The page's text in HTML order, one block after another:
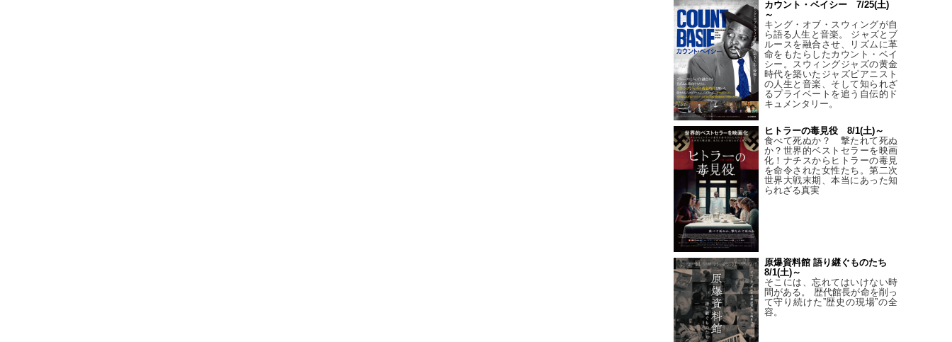
カウント・ベイシー 7/25(土)
～
キング・オブ・スウィングが自
ら語る人生と音楽。 ジャズとブ
ルースを融合させ、リズムに革
命をもたらしたカウント・ベイ
シー。スウィングジャズの黄金
時代を築いたジャズピアニスト
の人生と音楽、そして知られざ
るプライベートを追う自伝的ド
キュメンタリー。
ヒトラーの毒見役 8/1(土)～
食べて死ぬか？ 撃たれて死ぬ
か？世界的ベストセラーを映画
化！ナチスからヒトラーの毒見
を命令された女性たち。第二次
世界大戦末期、本当にあった知
られざる真実
原爆資料館 語り継ぐものたち
8/1(土)～
そこには、忘れてはいけない時
間がある。 歴代館長が命を削っ
て守り続けた”歴史の現場”の全
容。